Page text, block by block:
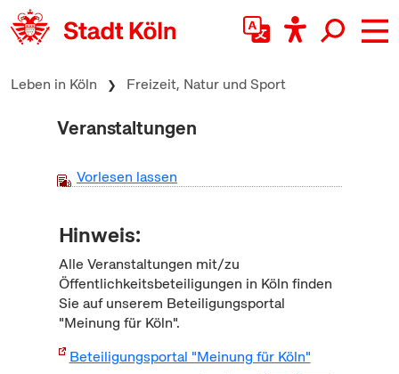
zum Inhalt springen
Leben in Köln Freizeit, Natur und Sport
Veranstaltungen
Vorlesen lassen
Hinweis:
Alle Veranstaltungen mit/zu
Öffentlichkeitsbeteiligungen in Köln finden
Sie auf unserem Beteiligungsportal
"Meinung für Köln".
Beteiligungsportal "Meinung für Köln"